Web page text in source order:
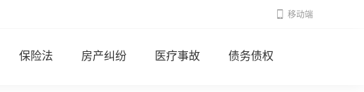
移动端
保险法 房产纠纷 医疗事故 债务债权